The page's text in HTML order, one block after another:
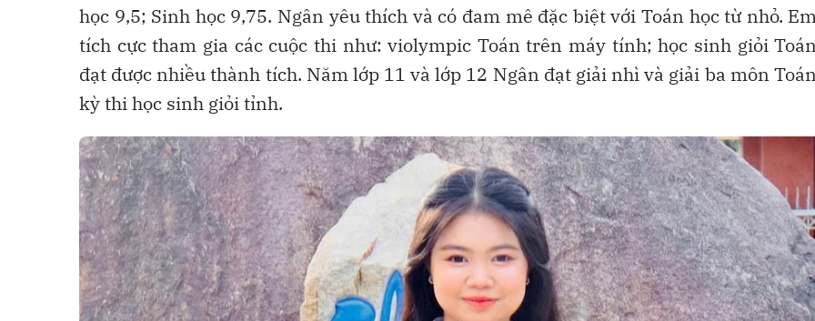
học 9,5; Sinh học 9,75. Ngân yêu thích và có đam mê đặc biệt với Toán học từ nhỏ.
tích cực tham gia các cuộc thi như: violympic Toán trên máy tính; học sinh giỏi
đạt được nhiều thành tích. Năm lớp 11 và lớp 12 Ngân đạt giải nhì và giải ba môn
kỳ thi học sinh giỏi tỉnh.